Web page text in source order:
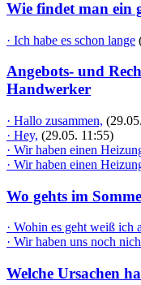
Wie findet man ein
· Ich habe es schon lange
Angebots- und
Handwerker
· Hallo zusammen,
· Hey, (29.05. 11:55)
· Wir haben einen
· Wir haben einen
Wo gehts im
· Wohin es geht weiß ich
· Wir haben uns noch
Welche Ursachen